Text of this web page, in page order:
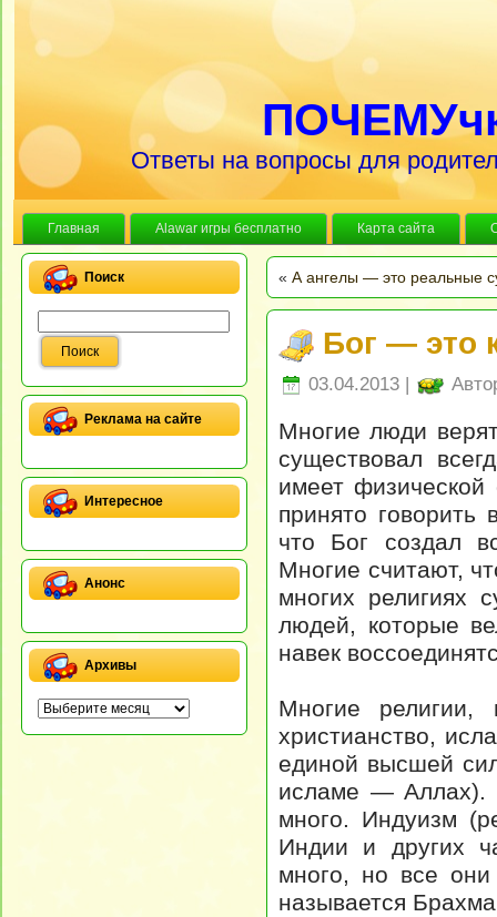
Ответы на вопросы для
Главная Alawar игры бесплатно Карта сайта
Поиск
Реклама на сайте
Интересное
Анонс
Архивы
« А ангелы — это реальные
Бог — это
03.04.2013 |
Многие люди
существовал
имеет
принято
что Бог создал
Многие считают,
многих религиях
людей, которые
навек
Многие
христианство,
единой высшей
исламе — Аллах).
много. Индуизм
Индии и других
много, но все
называется